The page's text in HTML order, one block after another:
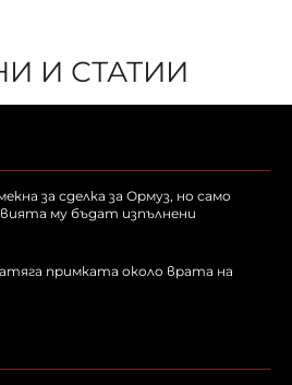
И СТАТИИ
за сделка за Ормуз, но само
му бъдат изпълнени
примката около врата на